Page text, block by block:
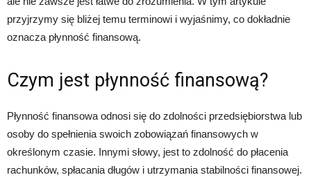
przyjrzymy się bliżej temu terminowi i wyjaśnimy, co dokładnie
oznacza płynność finansową.
Czym jest płynność finansową?
Płynność finansowa odnosi się do zdolności przedsiębiorstwa lub
osoby do spełnienia swoich zobowiązań finansowych w
określonym czasie. Innymi słowy, jest to zdolność do płacenia
rachunków, spłacania długów i utrzymania stabilności finansowej.